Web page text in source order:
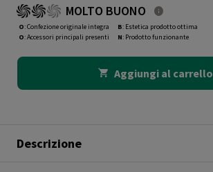
MOLTO BUONO
O: Confezione originale integra
O: Accessori principali presenti
B: Estetica prodotto ottima
N: Prodotto funzionante
Aggiungi al carrello
Descrizione